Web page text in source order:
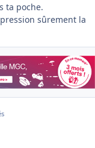
ta poche.
sûrement la